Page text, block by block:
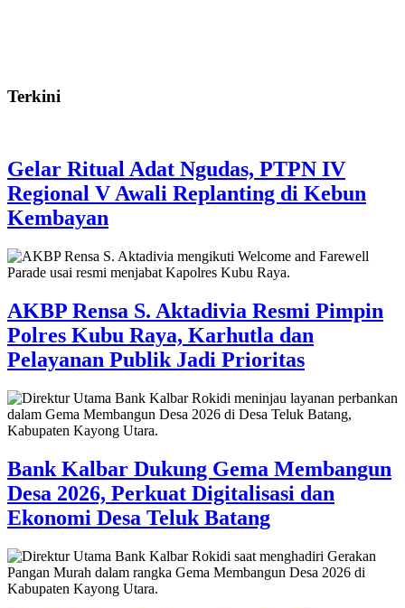
Terkini
Gelar Ritual Adat Ngudas, PTPN IV
Regional V Awali Replanting di Kebun
Kembayan
AKBP Rensa S. Aktadivia Resmi Pimpin
Polres Kubu Raya, Karhutla dan
Pelayanan Publik Jadi Prioritas
Bank Kalbar Dukung Gema Membangun
Desa 2026, Perkuat Digitalisasi dan
Ekonomi Desa Teluk Batang